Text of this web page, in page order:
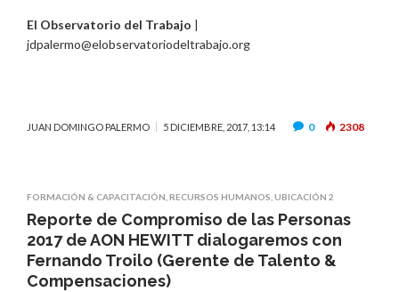
El Observatorio del Trabajo |
jdpalermo@elobservatoriodeltrabajo.org
JUAN DOMINGO PALERMO 5 DICIEMBRE, 2017, 13:14 0 2308
FORMACIÓN & CAPACITACIÓN RECURSOS HUMANOS UBICACIÓN 2
Reporte de Compromiso de las Personas
2017 de AON HEWITT dialogaremos con
Fernando Troilo (Gerente de Talento &
Compensaciones)